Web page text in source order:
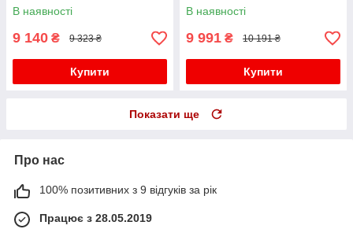
В наявності
9 140 ₴ 9 323 ₴
Купити
В наявності
9 991 ₴ 10 191 ₴
Купити
Показати ще
Про нас
100% позитивних з 9 відгуків за рік
Працює з 28.05.2019